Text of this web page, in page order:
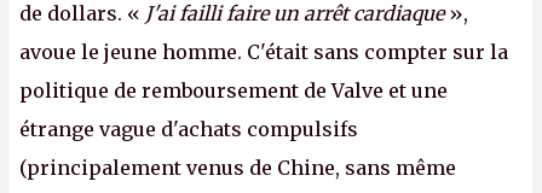
de dollars. « J'ai failli faire un arrêt cardiaque»,
avoue le jeune homme. C'était sans compter sur la
politique de remboursement de Valve et une
étrange vague d'achats compulsifs
(principalement venus de Chine, sans même